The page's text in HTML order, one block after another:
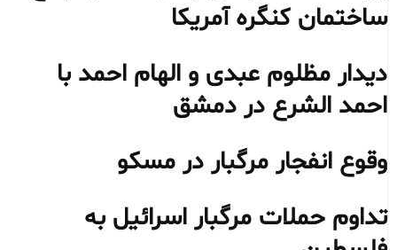
ساختمان کنگره آمریکا
دیدار مظلوم عبدی و الهام احمد با
احمد الشرع در دمشق
وقوع انفجار مرگبار در مسکو
تداوم حملات مرگبار اسرائیل به